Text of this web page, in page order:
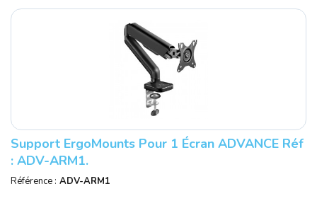
Support ErgoMounts Pour 1 Écran ADVANCE Réf
: ADV-ARM1.
Référence : ADV-ARM1